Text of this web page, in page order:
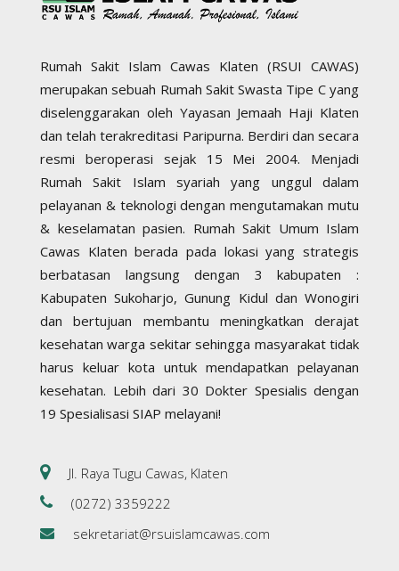
Rumah Sakit Islam Cawas Klaten (RSUI CAWAS)
merupakan sebuah Rumah Sakit Swasta Tipe C yang
diselenggarakan oleh Yayasan Jemaah Haji Klaten
dan telah terakreditasi Paripurna. Berdiri dan secara
resmi beroperasi sejak 15 Mei 2004. Menjadi
Rumah Sakit Islam syariah yang unggul dalam
pelayanan & teknologi dengan mengutamakan mutu
& keselamatan pasien. Rumah Sakit Umum Islam
Cawas Klaten berada pada lokasi yang strategis
berbatasan langsung dengan 3 kabupaten :
Kabupaten Sukoharjo, Gunung Kidul dan Wonogiri
dan bertujuan membantu meningkatkan derajat
kesehatan warga sekitar sehingga masyarakat tidak
harus keluar kota untuk mendapatkan pelayanan
kesehatan. Lebih dari 30 Dokter Spesialis dengan
19 Spesialisasi SIAP melayani!
Jl. Raya Tugu Cawas, Klaten
(0272) 3359222
sekretariat@rsuislamcawas.com